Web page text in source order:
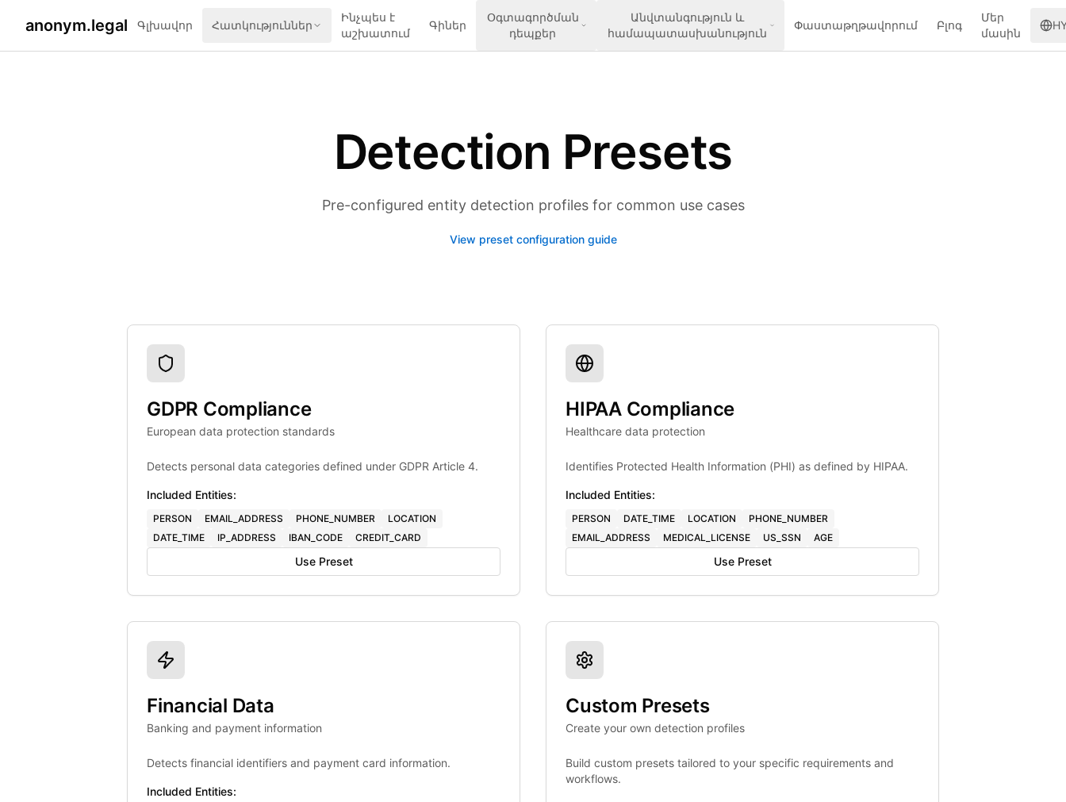
anonym.legal Գլխավոր Հատկություններ
Ինչպես է
աշխատում
Գիներ
Օգտագործման
դեպքեր
Անվտանգություն և
համապատասխանություն
Փաստաթղթավորում Բլոգ
Մեր
մասին
Detection Presets
Pre-configured entity detection profiles for common use cases
View preset configuration guide
GDPR Compliance
European data protection standards
Detects personal data categories defined under GDPR Article 4.
Included Entities:
PERSON EMAIL_ADDRESS PHONE_NUMBER
LOCATION
DATE_TIME
IP_ADDRESS IBAN_CODE CREDIT_CARD
Use Preset
HIPAA Compliance
Healthcare data protection
Identifies Protected Health Information (PHI) as defined by HIPAA.
Included Entities:
PERSON DATE_TIME LOCATION
PHONE_NUMBER
EMAIL_ADDRESS
MEDICAL_LICENSE US_SSN AGE
Use Preset
Financial Data
Banking and payment information
Detects financial identifiers and payment card information.
Included Entities:
Custom Presets
Create your own detection profiles
Build custom presets tailored to your specific requirements and
workflows.